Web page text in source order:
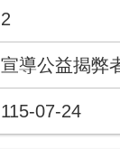
2
宣導公益揭弊
115-07-24